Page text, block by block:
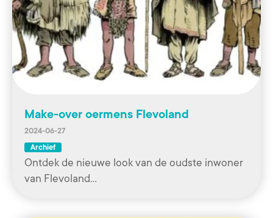
Make-over oermens Flevoland
2024-06-27
Archief
Ontdek de nieuwe look van de oudste inwoner
van Flevoland…